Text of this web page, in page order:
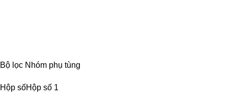
Bộ lọc Nhóm phụ tùng
Hộp sốHộp số 1